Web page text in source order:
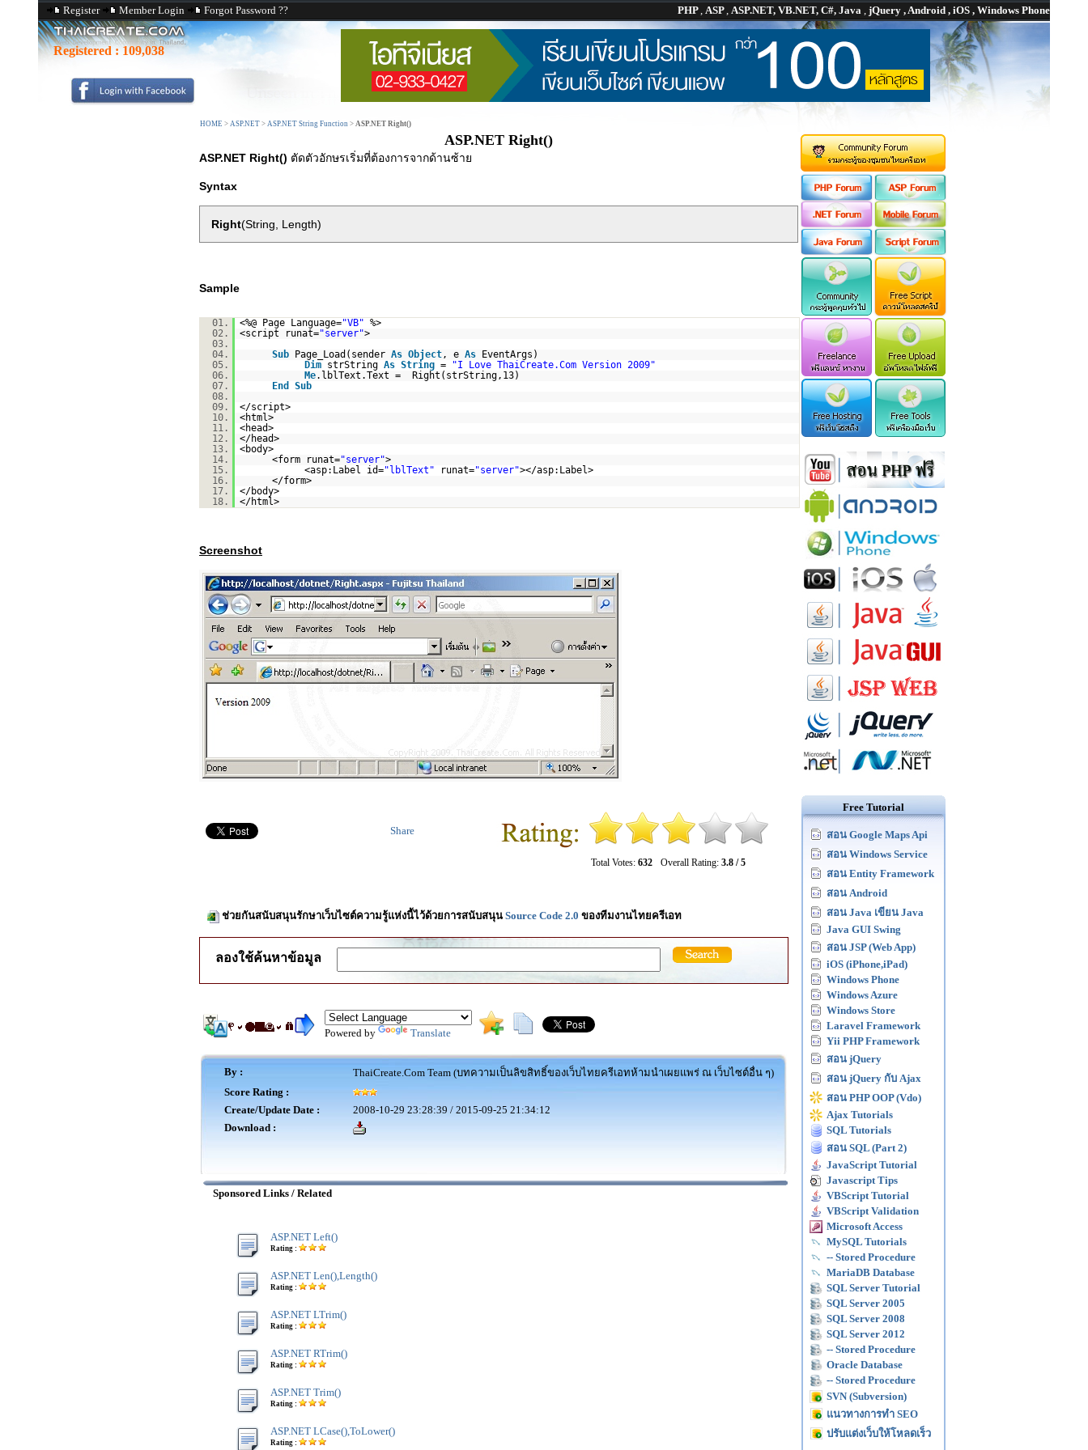
Register Member Login Forgot Password ?? PHP, ASP, ASP.NET, VB.NET, C#, Java , jQuery , Android , iOS , Windows Phone
Registered : 109,038
HOME > ASP.NET > ASP.NET String Function > ASP.NET Right()
ASP.NET Right()
ASP.NET Right() ตัดตัวอักษรเริ่มที่ต้องการจากด้านซ้าย
Syntax
Right(String, Length)
Sample
01. <%@ Page Language="VB" %>
02.
<script runat="server">
03.
04.
Sub Page_Load(sender As Object, e As
EventArgs)
05.
Dim strString As String =
"I Love ThaiCreate.Com Version 2009"
06.
Me.lblText.Text = Right(strString,13)
07.
End
Sub
08.
09.
</script>
10.
<html>
11.
<head>
12.
</head>
13.
<body>
14.
<form runat="server">
15.
<asp:Label id="lblText" runat="server"></asp:Label>
16.
</form>
17.
</body>
18.
</html>
Screenshot
Total Votes: 632 Overall Rating: 3.8 / 5
Share
ช่วยกันสนับสนุนรักษาเว็บไซต์ความรู้แห่งนี้ไว้ด้วยการสนับสนุน Source Code 2.0 ของทีมงานไทยครีเอท
ลองใช้ค้นหาข้อมูล
Powered by Translate
By :
ThaiCreate.Com Team (บทความเป็นลิขสิทธิ์ของเว็บไทยครีเอทห้ามนำเผยแพร่ ณ เว็บไซต์อื่น ๆ)
Score Rating :
Create/Update Date :
2008-10-29 23:28:39 / 2015-09-25 21:34:12
Download :
Sponsored Links / Related
ASP.NET Left()
Rating :
ASP.NET Len(),Length()
Rating :
ASP.NET LTrim()
Rating :
ASP.NET RTrim()
Rating :
ASP.NET Trim()
Rating :
ASP.NET LCase(),ToLower()
Rating :
Free Tutorial
สอน Google Maps Api
สอน Windows Service
สอน Entity Framework
สอน Android
สอน Java เขียน Java
Java GUI Swing
สอน JSP (Web App)
iOS (iPhone,iPad)
Windows Phone
Windows Azure
Windows Store
Laravel Framework
Yii PHP Framework
สอน jQuery
สอน jQuery กับ Ajax
สอน PHP OOP (Vdo)
Ajax Tutorials
SQL Tutorials
สอน SQL (Part 2)
JavaScript Tutorial
Javascript Tips
VBScript Tutorial
VBScript Validation
Microsoft Access
MySQL Tutorials
-- Stored Procedure
MariaDB Database
SQL Server Tutorial
SQL Server 2005
SQL Server 2008
SQL Server 2012
-- Stored Procedure
Oracle Database
-- Stored Procedure
SVN (Subversion)
แนวทางการทำ SEO
ปรับแต่งเว็บให้โหลดเร็ว